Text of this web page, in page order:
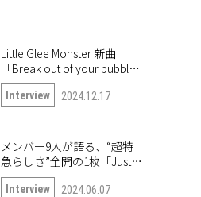
Little Glee Monster 新曲
「Break out of your bubble｣
インタビュー。未公開写真
も公開！
Interview 2024.12.17
メンバー9人が語る、“超特
急らしさ”全開の1枚「Just
like 超特急」
Interview 2024.06.07